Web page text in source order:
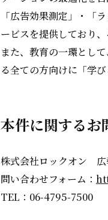
「広告効果測定」・「
ービスを提供しており
また、教育の一環とし
る全ての方向けに「学
本件に関するお
株式会社ロックオン 広
問い合わせフォーム：
TEL：06-4795-7500